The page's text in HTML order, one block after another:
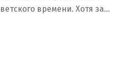
времени. Хотя за…